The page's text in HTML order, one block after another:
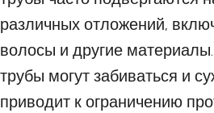
различных отложений,
волосы и другие материалы.
трубы могут забиваться и
приводит к ограничению